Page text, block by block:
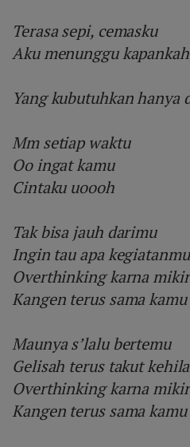
Terasa sepi, cemasku
Aku menunggu
Yang kubutuhkan hanya
Mm setiap waktu
Oo ingat kamu
Cintaku uoooh
Tak bisa jauh darimu
Ingin tau apa kegiatanmu
Overthinking karna
Kangen terus sama kamu
Maunya s’lalu bertemu
Gelisah terus takut
Overthinking karna
Kangen terus sama kamu